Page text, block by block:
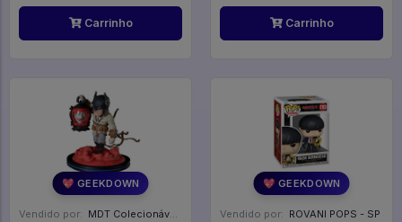
Carrinho Carrinho
💖 GEEKDOWN
Vendido por: MDT Colecionáveis - DF
💖 GEEKDOWN
Vendido por: ROVANI POPS - SP